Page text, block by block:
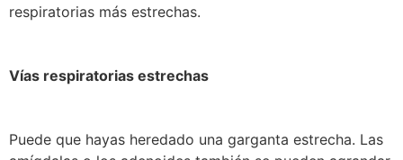
respiratorias más estrechas.
Vías respiratorias estrechas
Puede que hayas heredado una garganta estrecha. Las